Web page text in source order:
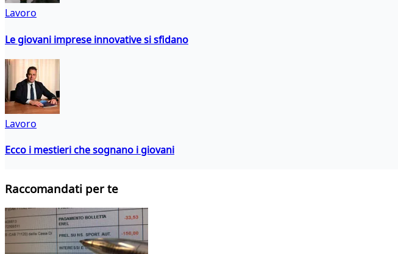
Lavoro
Le giovani imprese innovative si sfidano
Lavoro
Ecco i mestieri che sognano i giovani
Raccomandati per te